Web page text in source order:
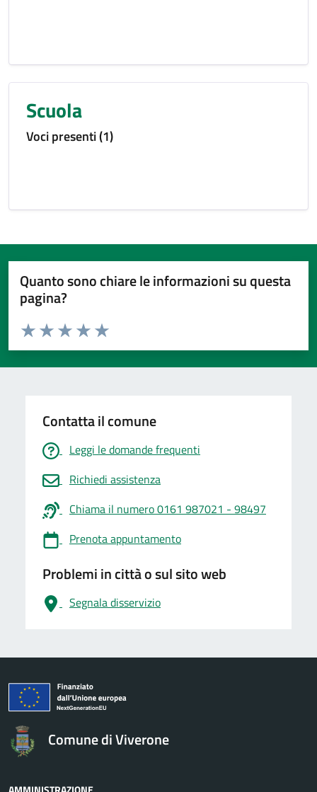
Scuola
Voci presenti (1)
Quanto sono chiare le informazioni su questa
pagina?
Valuta da 1 a 5 stelle la pagina
Valuta 5 stelle su 5
Valuta 4 stelle su 5
Valuta 3 stelle su 5
Valuta 2 stelle su 5
Valuta 1 stelle su 5
Contatta il comune
Leggi le domande frequenti
Richiedi assistenza
Chiama il numero 0161 987021 - 98497
Prenota appuntamento
Problemi in città o sul sito web
Segnala disservizio
logo Unione Europea
Comune di Viverone